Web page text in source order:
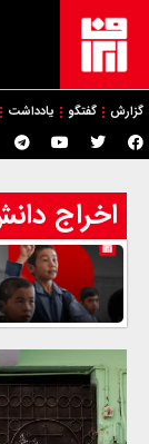
گزارش گفتگو یادداشت
اخراج